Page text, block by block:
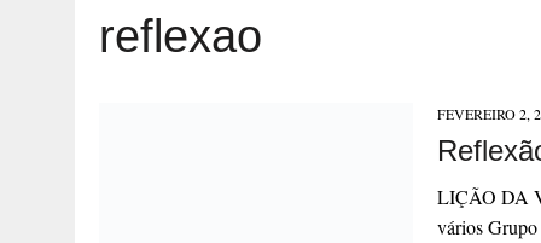
reflexao
FEVEREIRO 2,
LIÇÃO DA
vários Grupo